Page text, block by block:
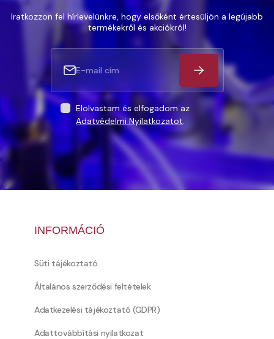
Iratkozzon fel hírlevelünkre, hogy elsőként értesüljön a legújabb
termékekről és akciókról!
Elolvastam és elfogadom az
Adatvédelmi Nyilatkozatot.
INFORMÁCIÓ
Süti tájékoztató
Általános szerződési feltételek
Adatkezelési tájékoztató (GDPR)
Adattovábbítási nyilatkozat